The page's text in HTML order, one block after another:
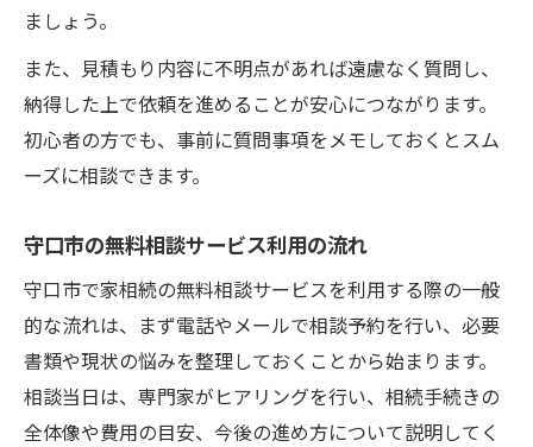
ましょう。
また、見積もり内容に不明点があれば遠慮なく質問し、
納得した上で依頼を進めることが安心につながります。
初心者の方でも、事前に質問事項をメモしておくとスム
ーズに相談できます。
守口市の無料相談サービス利用の流れ
守口市で家相続の無料相談サービスを利用する際の一般
的な流れは、まず電話やメールで相談予約を行い、必要
書類や現状の悩みを整理しておくことから始まります。
相談当日は、専門家がヒアリングを行い、相続手続きの
全体像や費用の目安、今後の進め方について説明してく